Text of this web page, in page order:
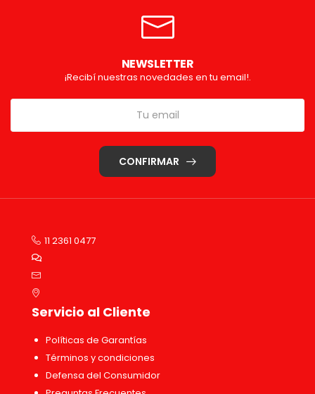
NEWSLETTER
¡Recibí nuestras novedades en tu email!.
CONFIRMAR
11 2361 0477
Servicio al Cliente
Políticas de Garantías
Términos y condiciones
Defensa del Consumidor